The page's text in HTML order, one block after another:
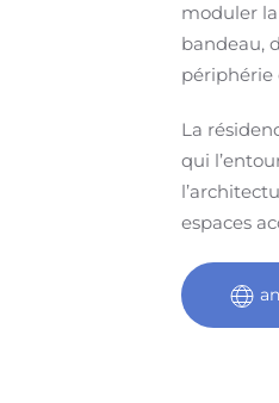
moduler
bandeau,
périphérie
La
qui
espaces